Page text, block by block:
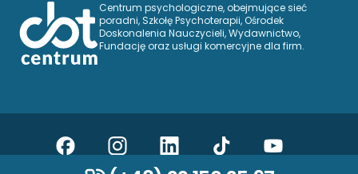
Centrum psychologiczne, obejmujące sieć
poradni, Szkołę Psychoterapii, Ośrodek
Doskonalenia Nauczycieli, Wydawnictwo,
Fundację oraz usługi komercyjne dla firm.